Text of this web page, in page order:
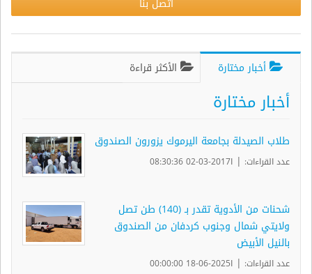
اتصل بنا
أخبار مختارة الأكثر قراءة
أخبار مختارة
طلاب الصيدلة بجامعة اليرموك يزورون الصندوق
عدد القراءات: | ا2017-03-02 08:30:36
شحنات من الأدوية تقدر بـ (140) طن تصل
ولايتي شمال وجنوب كردفان من الصندوق
بالنيل الأبيض
عدد القراءات: | ا2025-06-18 00:00:00